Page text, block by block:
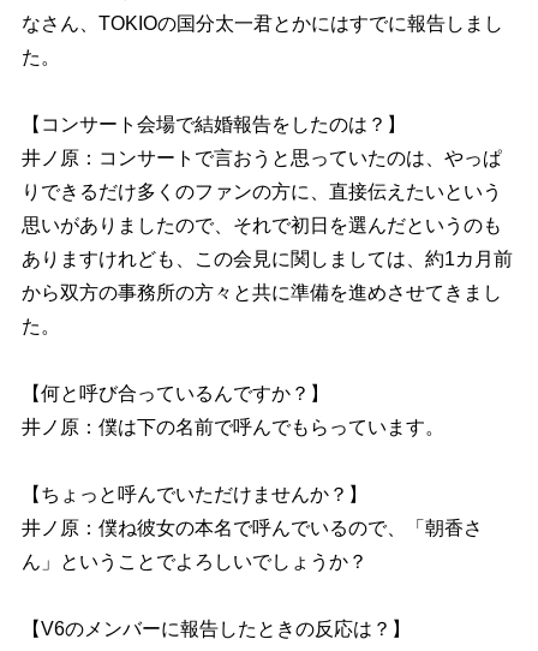
なさん、TOKIOの国分太一君とかにはすでに報告しまし
た。
【コンサート会場で結婚報告をしたのは？】
井ノ原：コンサートで言おうと思っていたのは、やっぱ
りできるだけ多くのファンの方に、直接伝えたいという
思いがありましたので、それで初日を選んだというのも
ありますけれども、この会見に関しましては、約1カ月前
から双方の事務所の方々と共に準備を進めさせてきまし
た。
【何と呼び合っているんですか？】
井ノ原：僕は下の名前で呼んでもらっています。
【ちょっと呼んでいただけませんか？】
井ノ原：僕ね彼女の本名で呼んでいるので、「朝香さ
ん」ということでよろしいでしょうか？
【V6のメンバーに報告したときの反応は？】